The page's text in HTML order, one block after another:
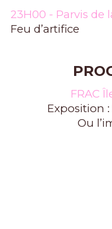
23H00 - Parvis de
Feu d’artifice
FRAC
Exposition
Ou